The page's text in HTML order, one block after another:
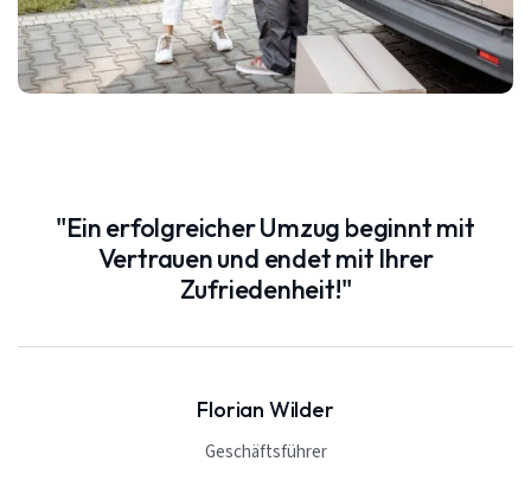
"Ein erfolgreicher Umzug beginnt mit
Vertrauen und endet mit Ihrer
Zufriedenheit!"
Florian Wilder
Geschäftsführer